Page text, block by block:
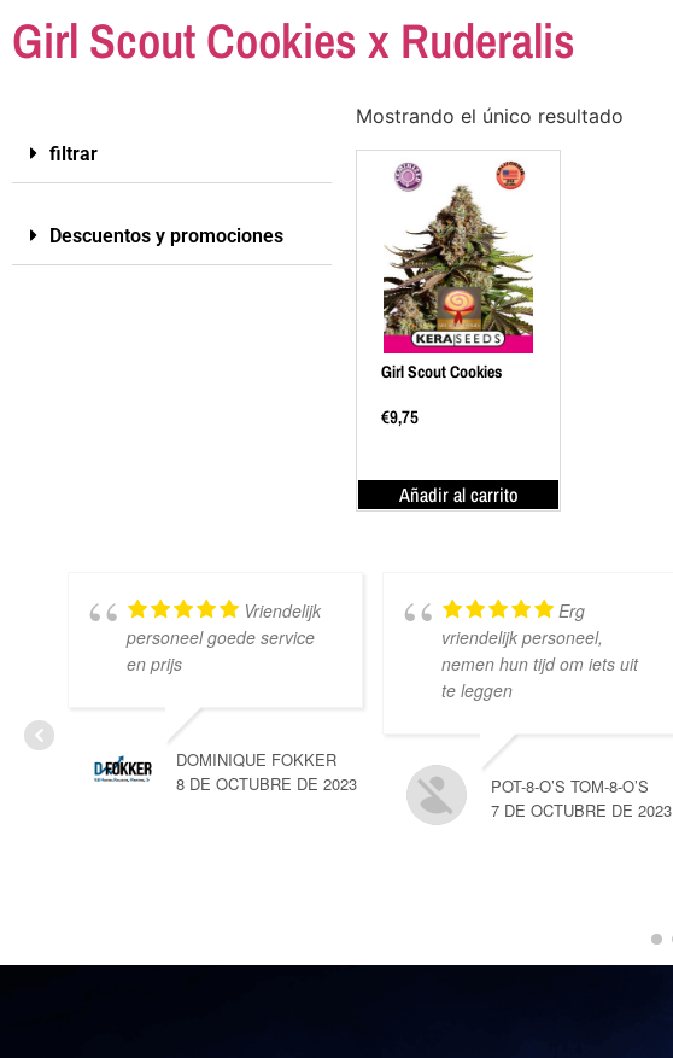
Girl Scout Cookies x Ruderalis
filtrar
Descuentos y promociones
Mostrando el único resultado
Girl Scout Cookies
€9,75
Añadir al carrito
Vriendelijk
personeel goede service
en prijs
DOMINIQUE FOKKER
8 DE OCTUBRE DE 2023
Erg
vriendelijk personeel,
nemen hun tijd om iets uit
te leggen
POT-8-O’S TOM-8-O’S
7 DE OCTUBRE DE 2023